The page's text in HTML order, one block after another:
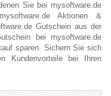
Sie bei mysoftware.de
Aktionen &
Gutschein aus der
bei mysoftware.de
sparen. Sichern Sie sich
Kundenvorteile bei Ihren